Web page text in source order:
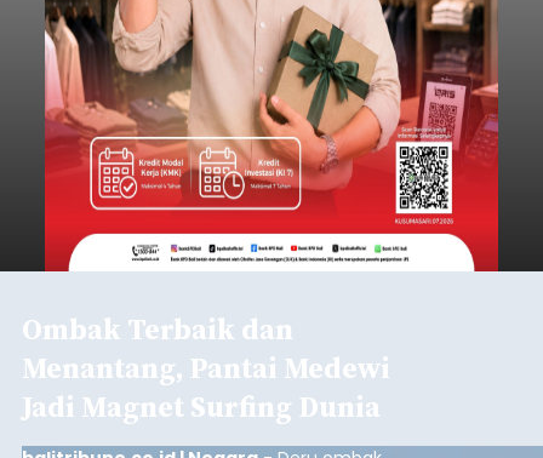
Ombak Terbaik dan
Menantang, Pantai Medewi
Jadi Magnet Surfing Dunia